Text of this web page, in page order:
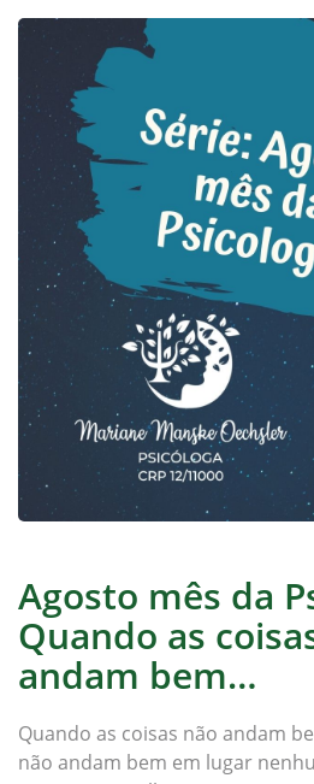
Agosto mês da
Quando as
andam bem…
Quando as coisas não andam
não andam bem em lugar